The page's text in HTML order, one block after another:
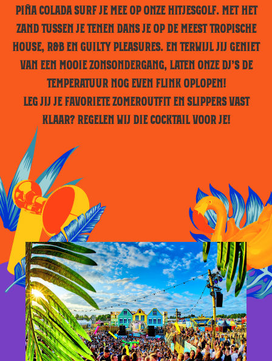
PIÑA COLADA SURF JE MEE OP ONZE HITJESGOLF. MET HET
ZAND TUSSEN JE TENEN DANS JE OP DE MEEST TROPISCHE
HOUSE, R&B EN GUILTY PLEASURES. EN TERWIJL JIJ GENIET
VAN EEN MOOIE ZONSONDERGANG, LATEN ONZE DJ’S DE
TEMPERATUUR NOG EVEN FLINK OPLOPEN!
LEG JIJ JE FAVORIETE ZOMEROUTFIT EN SLIPPERS VAST
KLAAR? REGELEN WIJ DIE COCKTAIL VOOR JE!